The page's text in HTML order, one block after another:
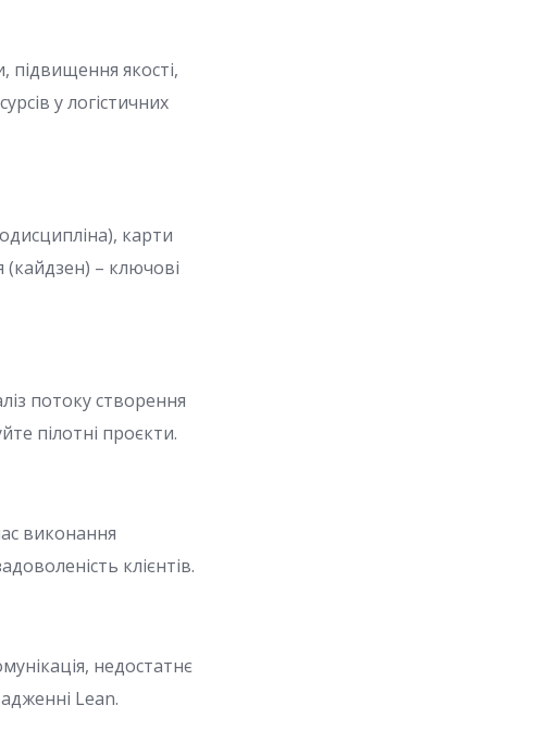
підвищення якості,
у логістичних
карти
(кайдзен) – ключові
потоку створення
пілотні проєкти.
виконання
клієнтів.
недостатнє
Lean.